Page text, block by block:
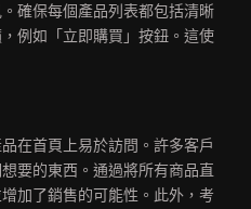
確保每個產品列表都包括清晰
例如「立即購買」按鈕。這使
在首頁上易於訪問。許多客戶
要的東西。通過將所有商品直
加了銷售的可能性。此外，考